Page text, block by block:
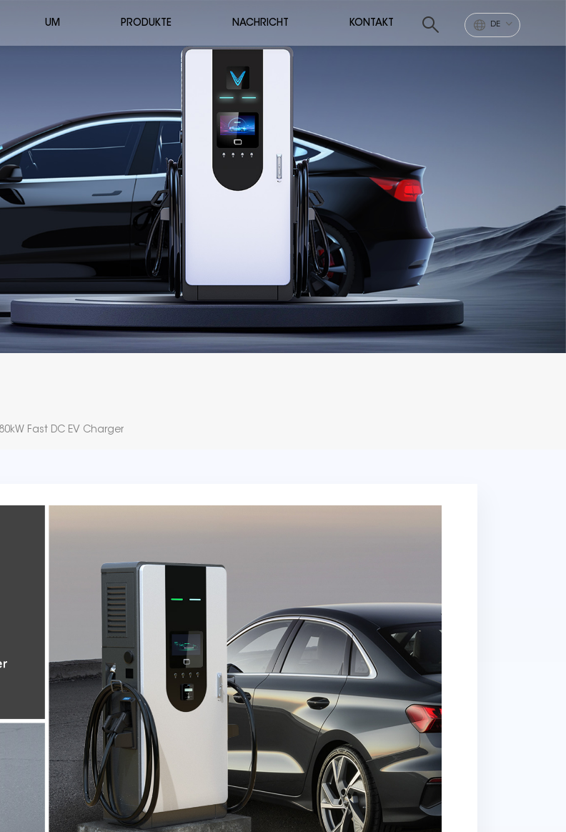
DE
UM PRODUKTE NACHRICHT KONTAKT
Fast DC EV Charger